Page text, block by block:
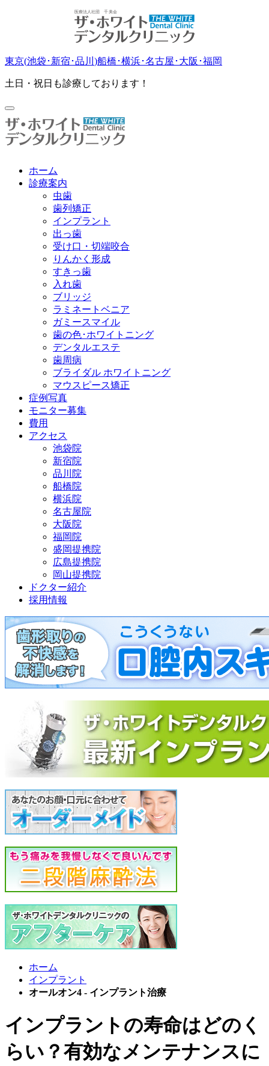
東京(池袋 ･ 新宿 ･品川 )船橋 ･横浜･名古屋 ･ 大阪 ･福岡
土日・祝日も診療しております！
ホーム
診療案内
虫歯
歯列矯正
インプラント
出っ歯
受け口・切端咬合
りんかく形成
すきっ歯
入れ歯
ブリッジ
ラミネートベニア
ガミースマイル
歯の色･ホワイトニング
デンタルエステ
歯周病
ブライダル ホワイトニング
マウスピース矯正
症例写真
モニター募集
費用
アクセス
池袋院
新宿院
品川院
船橋院
横浜院
名古屋院
大阪院
福岡院
盛岡提携院
広島提携院
岡山提携院
ドクター紹介
採用情報
ホーム
インプラント
オールオン4 - インプラント治療
インプラントの寿命はどのく
らい？有効なメンテナンスに